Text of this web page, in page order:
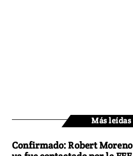
Más leídas
Confirmado: Robert Moreno